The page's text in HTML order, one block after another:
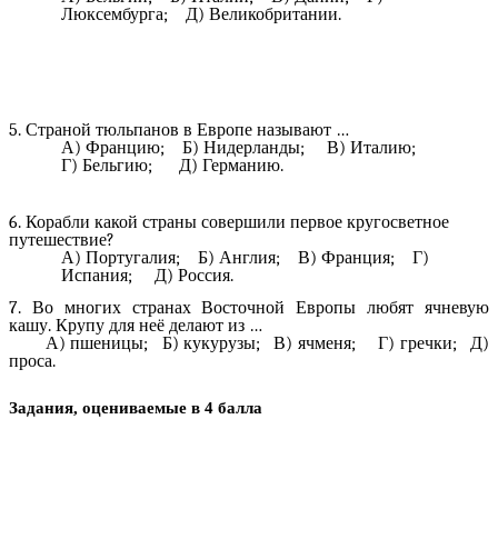
Люксембурга; Д) Великобритании.
5. Страной тюльпанов в Европе называют …
А) Францию; Б) Нидерланды; В) Италию;
Г) Бельгию; Д) Германию.
6. Корабли какой страны совершили первое кругосветное
путешествие?
А) Португалия; Б) Англия; В) Франция; Г)
Испания; Д) Россия.
7. Во многих странах Восточной Европы любят ячневую
кашу. Крупу для неё делают из …
А) пшеницы; Б) кукурузы; В) ячменя; Г) гречки; Д)
проса.
Задания, оцениваемые в 4 балла